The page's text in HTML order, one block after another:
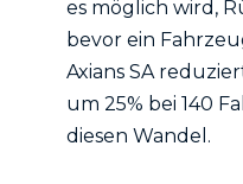
es möglich wird,
bevor ein
Axians SA
um 25% bei 140
diesen Wandel.